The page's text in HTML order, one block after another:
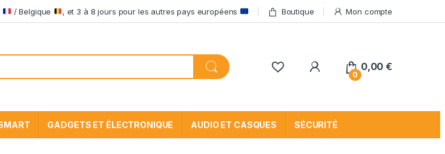
/ Belgique , et 3 à 8 jours pour les autres pays européens Boutique Mon compte
My Account
0
0,00€
GADGETS ET ÉLECTRONIQUE AUDIO ET CASQUES SÉCURITÉ